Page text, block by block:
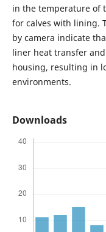
in the temperature of
for calves with lining.
by camera indicate
liner heat transfer
housing, resulting in
environments.
Downloads